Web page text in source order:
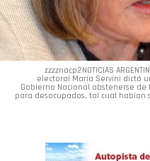
zzzznacp2NOTICIAS
electoral María Servini dictó
Gobierno Nacional abstenerse de
para desocupados, tal cual habían